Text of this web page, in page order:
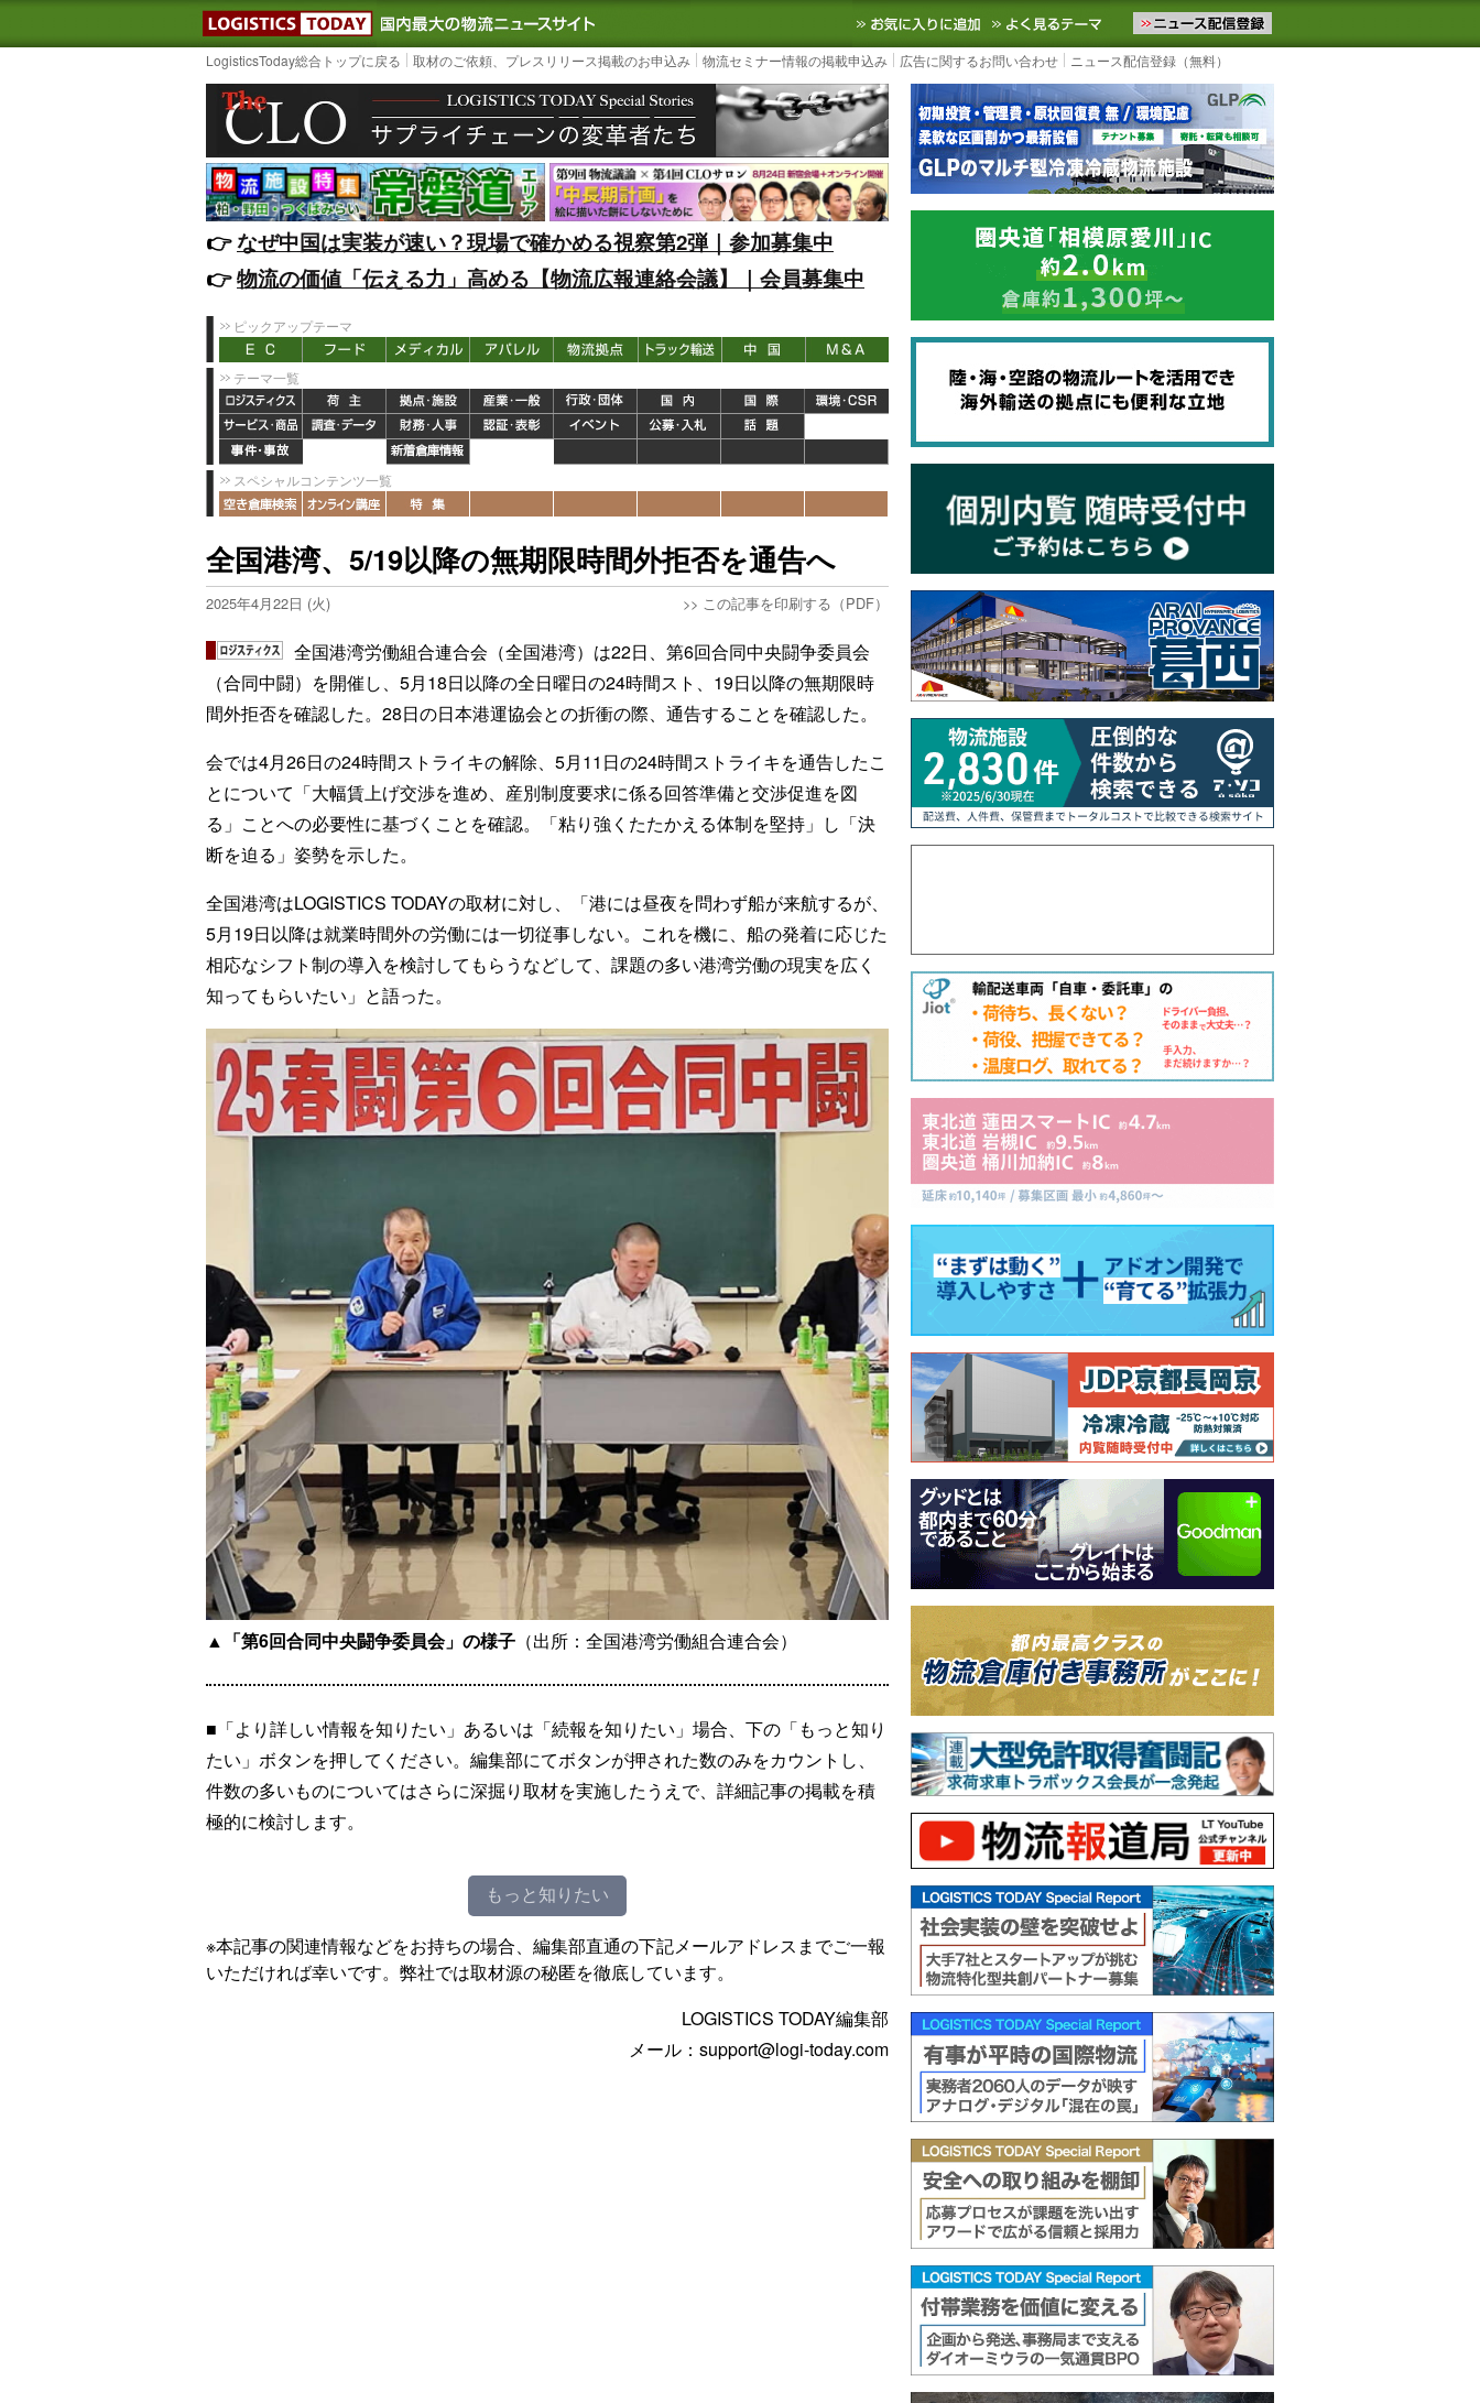
LOGISTICS TODAY｜国内最大の物流ニュースサイト3PL, SCMなど国内外の最新の物流ニュースをお届けします。物流ニュースメール配信を登録す
お気に入りに追加 よく見るテーマ
LogisticsToday総合トップに戻る 取材のご依頼、プレスリリース掲載のお申込み 物流セミナー情報の掲載申込み 広告に関するお問い合わせ ニュース配信登録（無料）
👉️なぜ中国は実装が速い？現場で確かめる視察第2弾｜参加募集中
👉️物流の価値「伝える力」高める【物流広報連絡会議】｜会員募集中
ピックアップテーマ
テーマ一覧
スペシャルコンテンツ一覧
全国港湾、5/19以降の無期限時間外拒否を通告へ
2025年4月22日 (火) >> この記事を印刷する（PDF）
全国港湾労働組合連合会（全国港湾）は22日、第6回合同中央闘争委員会
（合同中闘）を開催し、5月18日以降の全日曜日の24時間スト、19日以降の無期限時
間外拒否を確認した。28日の日本港運協会との折衝の際、通告することを確認した。
会では4月26日の24時間ストライキの解除、5月11日の24時間ストライキを通告したこ
とについて「大幅賃上げ交渉を進め、産別制度要求に係る回答準備と交渉促進を図
る」ことへの必要性に基づくことを確認。「粘り強くたたかえる体制を堅持」し「決
断を迫る」姿勢を示した。
全国港湾はLOGISTICS TODAYの取材に対し、「港には昼夜を問わず船が来航するが、
5月19日以降は就業時間外の労働には一切従事しない。これを機に、船の発着に応じた
相応なシフト制の導入を検討してもらうなどして、課題の多い港湾労働の現実を広く
知ってもらいたい」と語った。
▲「第6回合同中央闘争委員会」の様子 （出所：全国港湾労働組合連合会）
■「より詳しい情報を知りたい」あるいは「続報を知りたい」場合、下の「もっと知り
たい」ボタンを押してください。編集部にてボタンが押された数のみをカウントし、
件数の多いものについてはさらに深掘り取材を実施したうえで、詳細記事の掲載を積
極的に検討します。
もっと知りたい
※本記事の関連情報などをお持ちの場合、編集部直通の下記メールアドレスまでご一報
いただければ幸いです。弊社では取材源の秘匿を徹底しています。
LOGISTICS TODAY編集部
メール：support@logi-today.com